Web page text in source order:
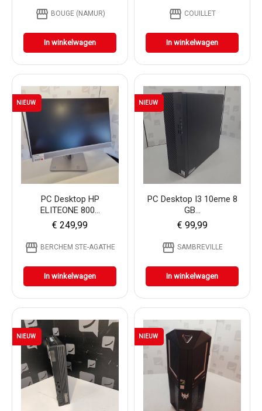
storefront BOUGE (NAMUR)
In winkelwagen
storefront COUILLET
In winkelwagen
PC Desktop HP
ELITEONE 800...
€ 249,99
storefront BERCHEM STE-AGATHE
In winkelwagen
NIEUW
PC Desktop I3 10eme 8
GB...
€ 99,99
storefront SAMBREVILLE
In winkelwagen
NIEUW
NIEUW NIEUW